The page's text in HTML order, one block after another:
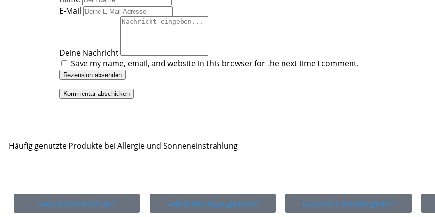
E-Mail
Deine Nachricht
Save my name, email, and website in this browser for the next time I comment.
Rezension absenden
Häufig genutzte Produkte bei Allergie und Sonneneinstrahlung
Ladival Sonnenschutz* Ladival Beruhigungsserum* Lorano Pro Antiallergikum*